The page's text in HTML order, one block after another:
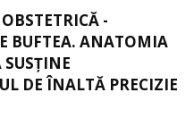
-
BUFTEA. ANATOMIA
DE ÎNALTĂ PRECIZIE